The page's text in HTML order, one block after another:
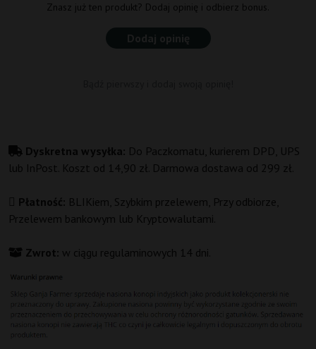
Znasz już ten produkt? Dodaj opinię i odbierz bonus.
Dodaj opinię
Dyskretna wysyłka: Do Paczkomatu, kurierem DPD, UPS
lub InPost. Koszt od 14,90 zł. Darmowa dostawa od 299 zł.
Płatność: BLIKiem, Szybkim przelewem, Przy odbiorze,
Przelewem bankowym lub Kryptowalutami.
Zwrot: w ciągu regulaminowych 14 dni.